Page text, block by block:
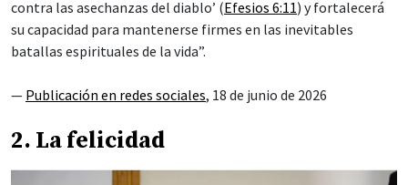
contra las asechanzas del diablo’ (Efesios 6:11) y fortalecerá
su capacidad para mantenerse firmes en las inevitables
batallas espirituales de la vida”.
— Publicación en redes sociales, 18 de junio de 2026
2. La felicidad